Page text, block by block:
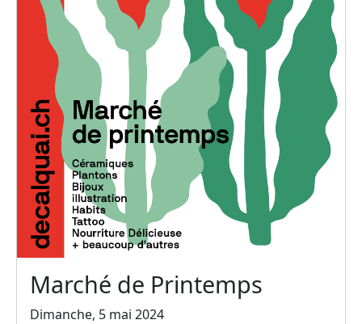
Marché de Printemps
Dimanche, 5 mai 2024